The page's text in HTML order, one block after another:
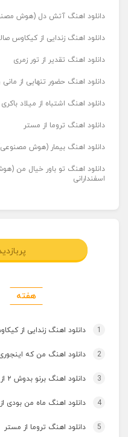
دانلود اهنگ آتش دل (هوش
دانلود اهنگ زندایی از کیکاوس
دانلود اهنگ تقدیر از تور زمری
دانلود اهنگ حضور تنهایی از
دانلود اهنگ اشتباه از میلاد باکری
دانلود اهنگ تروما از مستر
دانلود اهنگ بیمار (هوش
دانلود اهنگ تو باور خیال من
اسفندارانی
هفته
1 دانلود اهنگ زندایی از
2 دانلود اهنگ من که
3 دانلود اهنگ برنو بدوش ۲ از امیر خجسته
4 دانلود اهنگ ماه من بودی
5 دانلود اهنگ تروما از مستر